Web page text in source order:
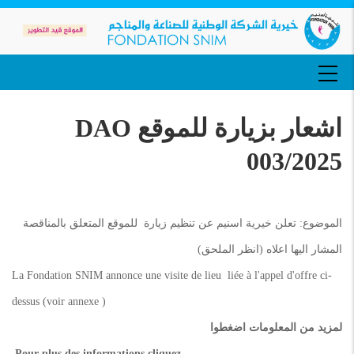
تجاوز
إلى
المحتوى
الرئيسيMAIN
NAVIGATION
اشعار بزيارة للموقع DAO
003/2025
الموضوع: تعلن خيرية اسنيم عن تنظيم زيارة للموقع المتعلق بالمناقصة
المشار اليها اعلاه (انظر الملحق)
La Fondation SNIM annonce une visite de lieu liée à l'appel d'offre ci-
dessus (voir annexe )
لمزيد من المعلومات اضغطوا